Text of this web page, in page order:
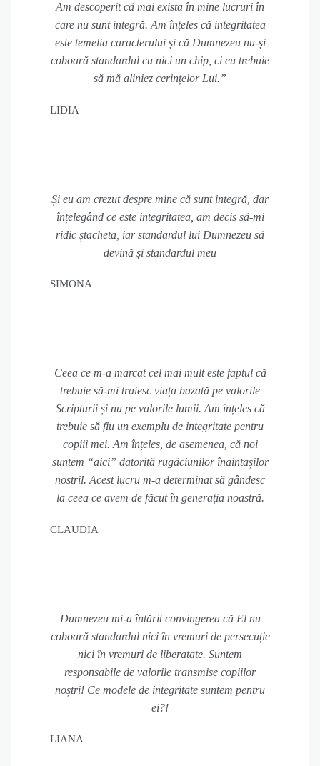
Am descoperit că mai exista în mine lucruri în
care nu sunt integră. Am înțeles că integritatea
este temelia caracterului și că Dumnezeu nu-și
coboară standardul cu nici un chip, ci eu trebuie
să mă aliniez cerințelor Lui.”
LIDIA
Și eu am crezut despre mine că sunt integră, dar
înțelegând ce este integritatea, am decis să-mi
ridic ștacheta, iar standardul lui Dumnezeu să
devină și standardul meu
SIMONA
Ceea ce m-a marcat cel mai mult este faptul că
trebuie să-mi traiesc viața bazată pe valorile
Scripturii și nu pe valorile lumii. Am înțeles că
trebuie să fiu un exemplu de integritate pentru
copiii mei. Am înțeles, de asemenea, că noi
suntem “aici” datorită rugăciunilor înaintașilor
nostril. Acest lucru m-a determinat să gândesc
la ceea ce avem de făcut în generația noastră.
CLAUDIA
Dumnezeu mi-a întărit convingerea că El nu
coboară standardul nici în vremuri de persecuție
nici în vremuri de liberatate. Suntem
responsabile de valorile transmise copiilor
noștri! Ce modele de integritate suntem pentru
ei?!
LIANA